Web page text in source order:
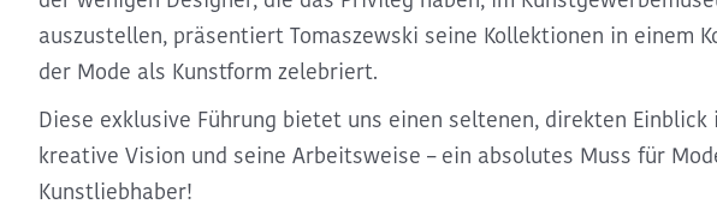
auszustellen, präsentiert Tomaszewski seine Kollektionen in einem
der Mode als Kunstform zelebriert.
Diese exklusive Führung bietet uns einen seltenen, direkten Einblick
kreative Vision und seine Arbeitsweise – ein absolutes Muss für
Kunstliebhaber!